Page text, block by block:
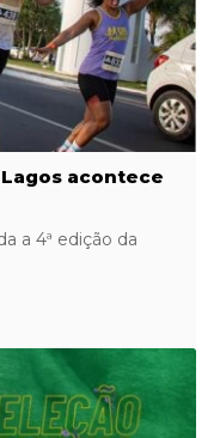
acontece
a 4ª edição da